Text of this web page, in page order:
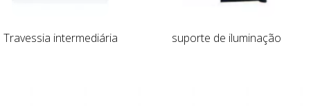
Travessia intermediária suporte de iluminação